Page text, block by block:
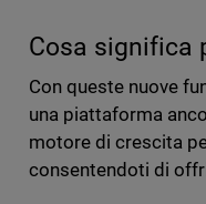
Cosa significa
Con queste nuove
una piattaforma
motore di crescita
consentendoti di